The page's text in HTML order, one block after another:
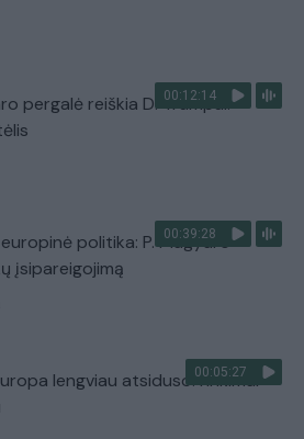
00:12:14
pergalė reiškia D. Trumpui:
00:39:28
politika: P. Magyaro
įsipareigojimą
00:05:27
lengviau atsiduso: rinkimai